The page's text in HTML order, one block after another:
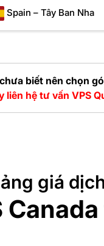
Spain – Tây Ban Nha
biết nên chọn
liên hệ tư vấn VPS
giá